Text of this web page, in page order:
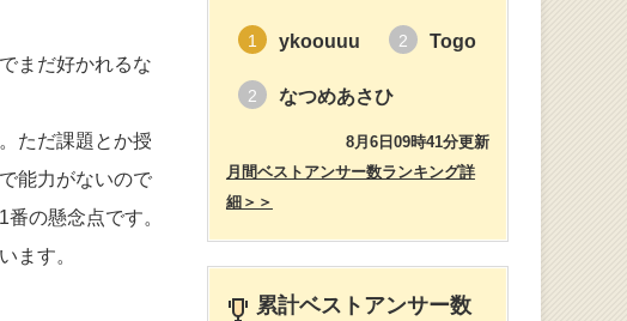
まだ好かれるな
ただ課題とか授
能力がないので
の懸念点です。
ます。
1 ykoouuu 2 Togo
2 なつめあさひ
8月6日09時41分更新
月間ベストアンサー数ランキング詳
細＞＞
累計ベストアンサー数